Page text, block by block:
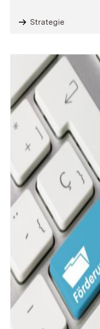
Strategie